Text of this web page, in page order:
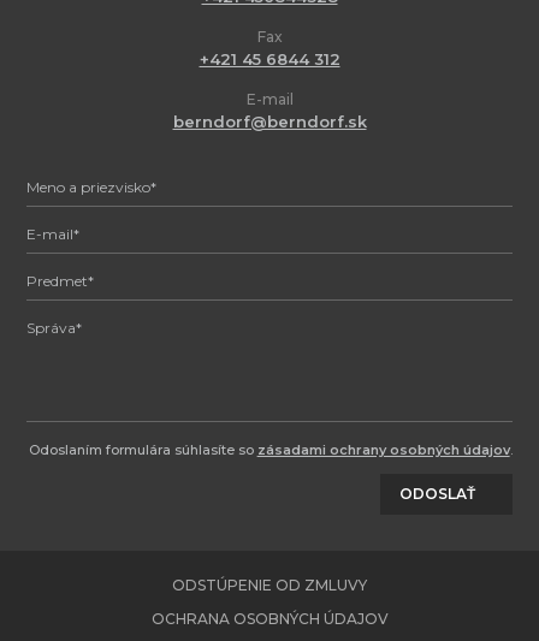
Fax
+421 45 6844 312
E-mail
berndorf@berndorf.sk
Odoslaním formulára súhlasíte so zásadami ochrany osobných údajov.
ODOSLAŤ
ODSTÚPENIE OD ZMLUVY
OCHRANA OSOBNÝCH ÚDAJOV